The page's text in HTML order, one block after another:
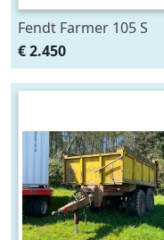
Fendt Farmer 105 S
€ 2.450